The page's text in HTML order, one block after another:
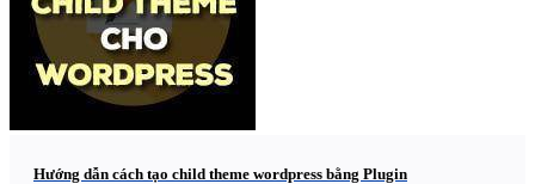
Hướng dẫn cách tạo child theme wordpress bằng Plugin